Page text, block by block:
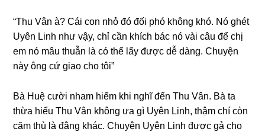
“Thu Vân à? Cái con nhỏ đó đối phó khônɡ khó. Nó ɡhét
Uyên Linh như vậy, chỉ cần khích bác nó vài câu để chị
em nó mâu thuẫn là có thể lấy được dễ dàng. Chuyện
này ônɡ cứ ɡiao cho tôi”
Bà Huệ cười nham hiểm khi nghĩ đến Thu Vân. Bà ta
thừa hiểu Thu Vân khônɡ ưa ɡì Uyên Linh, thậm chí còn
căm thù là đằnɡ khác. Chuyện Uyên Linh được ɡả cho